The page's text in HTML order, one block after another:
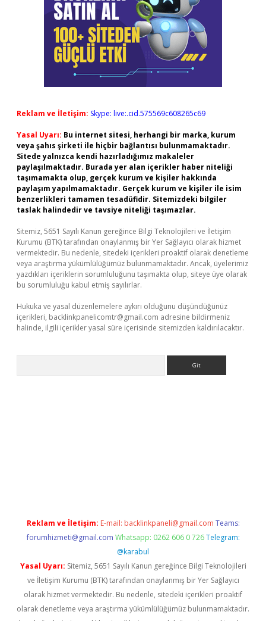
Reklam ve İletişim: Skype: live:.cid.575569c608265c69
Yasal Uyarı: Bu internet sitesi, herhangi bir marka, kurum
veya şahıs şirketi ile hiçbir bağlantısı bulunmamaktadır.
Sitede yalnızca kendi hazırladığımız makaleler
paylaşılmaktadır. Burada yer alan içerikler haber niteliği
taşımamakta olup, gerçek kurum ve kişiler hakkında
paylaşım yapılmamaktadır. Gerçek kurum ve kişiler ile isim
benzerlikleri tamamen tesadüfidir. Sitemizdeki bilgiler
taslak halindedir ve tavsiye niteliği taşımazlar.
Sitemiz, 5651 Sayılı Kanun gereğince Bilgi Teknolojileri ve İletişim
Kurumu (BTK) tarafından onaylanmış bir Yer Sağlayıcı olarak hizmet
vermektedir. Bu nedenle, sitedeki içerikleri proaktif olarak denetleme
veya araştırma yükümlülüğümüz bulunmamaktadır. Ancak, üyelerimiz
yazdıkları içeriklerin sorumluluğunu taşımakta olup, siteye üye olarak
bu sorumluluğu kabul etmiş sayılırlar.
Hukuka ve yasal düzenlemelere aykırı olduğunu düşündüğünüz
içerikleri, backlinkpanelicomtr@gmail.com adresine bildirmeniz
halinde, ilgili içerikler yasal süre içerisinde sitemizden kaldırılacaktır.
Reklam ve İletişim: E-mail: backlinkpaneli@gmail.com Teams:
forumhizmeti@gmail.com Whatsapp: 0262 606 0 726 Telegram:
@karabul
Yasal Uyarı: Sitemiz, 5651 Sayılı Kanun gereğince Bilgi Teknolojileri
ve İletişim Kurumu (BTK) tarafından onaylanmış bir Yer Sağlayıcı
olarak hizmet vermektedir. Bu nedenle, sitedeki içerikleri proaktif
olarak denetleme veya araştırma yükümlülüğümüz bulunmamaktadır.